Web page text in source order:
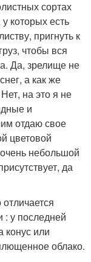
сортах
которых есть
пригнуть к
чтобы вся
Да, зрелище не
а как же
на это я не
и
отдаю свое
цветовой
небольшой
да
: у последней
конус или
облако.